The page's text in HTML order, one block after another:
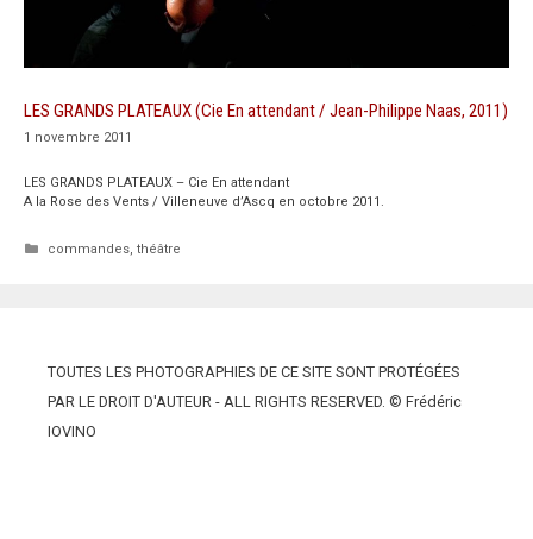
LES GRANDS PLATEAUX (Cie En attendant / Jean-Philippe Naas, 2011)
1 novembre 2011
LES GRANDS PLATEAUX – Cie En attendant
A la Rose des Vents / Villeneuve d’Ascq en octobre 2011.
Catégories
commandes, théâtre
TOUTES LES PHOTOGRAPHIES DE CE SITE SONT PROTÉGÉES
PAR LE DROIT D'AUTEUR - ALL RIGHTS RESERVED. © Frédéric
IOVINO